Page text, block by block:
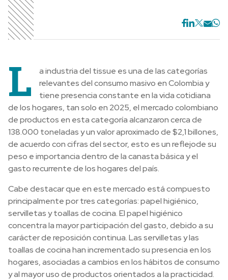
L
a industria del tissue es una de las categorías
relevantes del consumo masivo en Colombia y
tiene presencia constante en la vida cotidiana
de los hogares, tan solo en 2025, el mercado colombiano
de productos en esta categoría alcanzaron cerca de
138.000 toneladas y un valor aproximado de $2,1 billones,
de acuerdo con cifras del sector, esto es un reflejode su
peso e importancia dentro de la canasta básica y el
gasto recurrente de los hogares del país.
Cabe destacar que en este mercado está compuesto
principalmente por tres categorías: papel higiénico,
servilletas y toallas de cocina. El papel higiénico
concentra la mayor participación del gasto, debido a su
carácter de reposición continua. Las servilletas y las
toallas de cocina han incrementado su presencia en los
hogares, asociadas a cambios en los hábitos de consumo
y al mayor uso de productos orientados a la practicidad.